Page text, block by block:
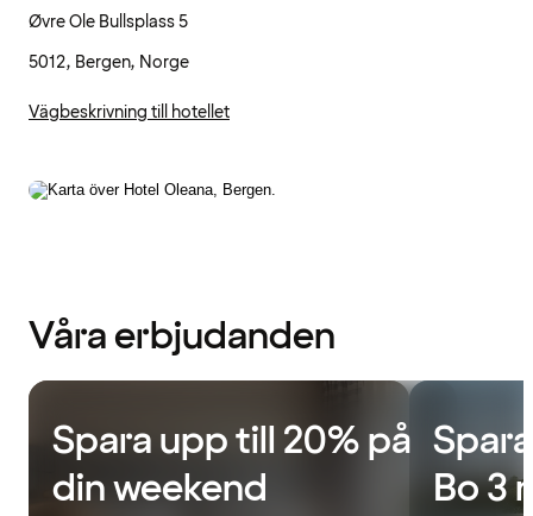
Øvre Ole Bullsplass 5
5012, Bergen, Norge
Vägbeskrivning till hotellet
Våra erbjudanden
Spara upp till 20% på
din weekend
Bo 3